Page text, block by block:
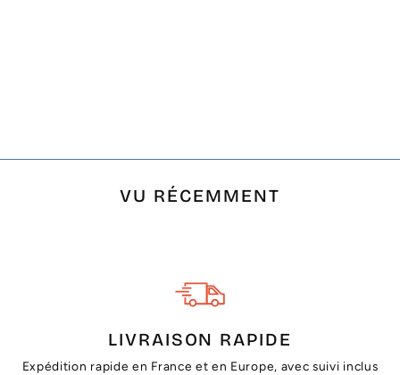
VU RÉCEMMENT
LIVRAISON RAPIDE
Expédition rapide en France et en Europe, avec suivi inclus